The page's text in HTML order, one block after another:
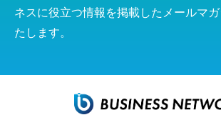
ネスに役立つ情報を掲載したメールマ
たします。